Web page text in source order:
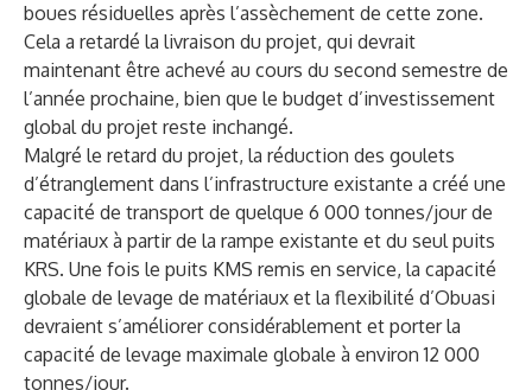
boues résiduelles après l’assèchement de cette zone.
Cela a retardé la livraison du projet, qui devrait
maintenant être achevé au cours du second semestre de
l’année prochaine, bien que le budget d’investissement
global du projet reste inchangé.
Malgré le retard du projet, la réduction des goulets
d’étranglement dans l’infrastructure existante a créé une
capacité de transport de quelque 6 000 tonnes/jour de
matériaux à partir de la rampe existante et du seul puits
KRS. Une fois le puits KMS remis en service, la capacité
globale de levage de matériaux et la flexibilité d’Obuasi
devraient s’améliorer considérablement et porter la
capacité de levage maximale globale à environ 12 000
tonnes/jour.